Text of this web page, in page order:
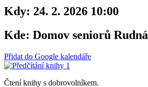
Kdy: 24. 2. 2026 10:00
Kde: Domov seniorů Rudná
Přidat do Google kalendáře
Čtení knihy s dobrovolníkem.